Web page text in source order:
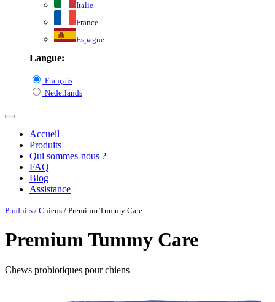
Italie
France
Espagne
Langue:
Français
Nederlands
Accueil
Produits
Qui sommes-nous ?
FAQ
Blog
Assistance
Produits / Chiens / Premium Tummy Care
Premium Tummy Care
Chews probiotiques pour chiens